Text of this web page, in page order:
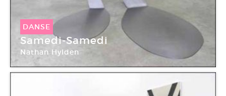
DANSE
Samedi-Samedi
Nathan Hylden